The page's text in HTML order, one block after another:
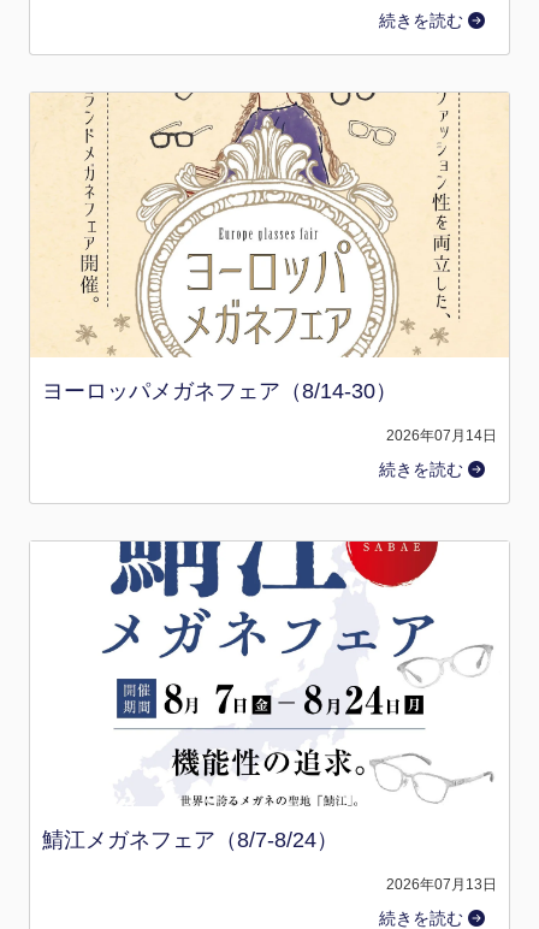
続きを読む
ヨーロッパメガネフェア（8/14-30）
2026年07月14日
続きを読む
鯖江メガネフェア（8/7-8/24）
2026年07月13日
続きを読む